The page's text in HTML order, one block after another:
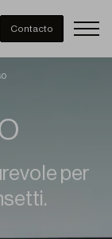
Contacto
per